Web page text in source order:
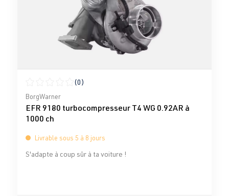
Note moyenne de 0 sur 5 étoiles
(0)
BorgWarner
EFR 9180 turbocompresseur T4 WG 0.92AR à
1000 ch
Livrable sous 5 à 8 jours
S'adapte à coup sûr à ta voiture !